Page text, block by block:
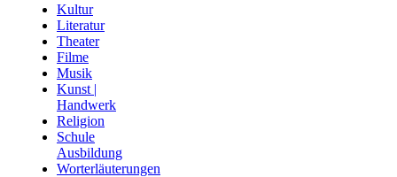
Kultur
Literatur
Theater
Filme
Musik
Kunst |
Handwerk
Religion
Schule
Ausbildung
Worterläuterungen